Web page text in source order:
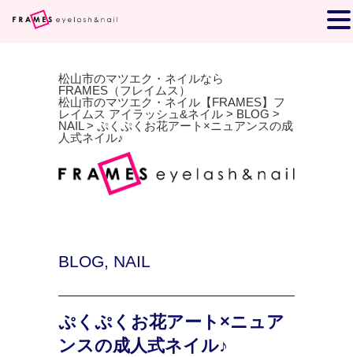
松山市のマツエク・ネイルなら
FRAMES（フレイムス）
松山市のマツエク・ネイル【FRAMES】フ
レイムス アイラッシュ&ネイル > BLOG >
NAIL> ぷくぷくお花アート×ニュアンスの成
人式ネイル♪
BLOG, NAIL
ぷくぷくお花アート×ニュア
ンスの成人式ネイル♪